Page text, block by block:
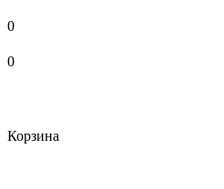
0
0
Корзина